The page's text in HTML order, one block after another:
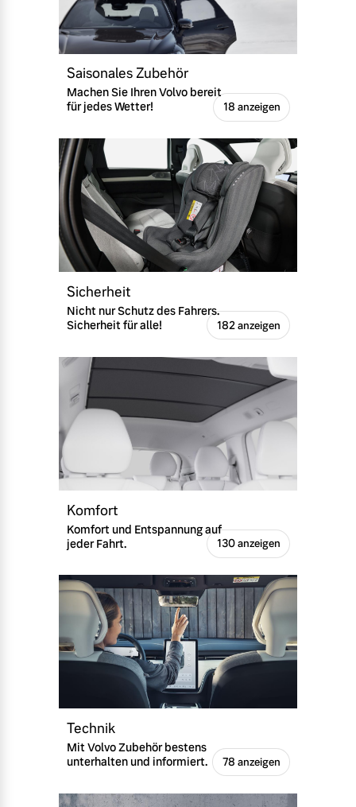
Mehr erfahren
Saisonales Zubehör
Machen Sie Ihren Volvo bereit
für jedes Wetter!
18 anzeigen
Sicherheit
Nicht nur Schutz des Fahrers.
Sicherheit für alle!
182 anzeigen
Komfort
Komfort und Entspannung auf
jeder Fahrt.
130 anzeigen
Technik
Mit Volvo Zubehör bestens
unterhalten und informiert.
78 anzeigen